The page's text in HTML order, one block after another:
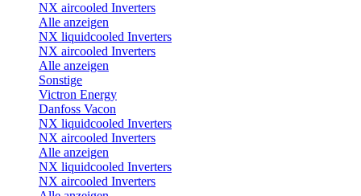
NX aircooled Inverters
Alle anzeigen
NX liquidcooled Inverters
NX aircooled Inverters
Alle anzeigen
Sonstige
Victron Energy
Danfoss Vacon
NX liquidcooled Inverters
NX aircooled Inverters
Alle anzeigen
NX liquidcooled Inverters
NX aircooled Inverters